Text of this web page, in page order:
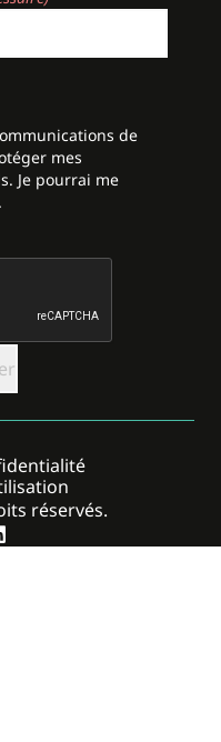
de
mes
Je pourrai me
réservés.